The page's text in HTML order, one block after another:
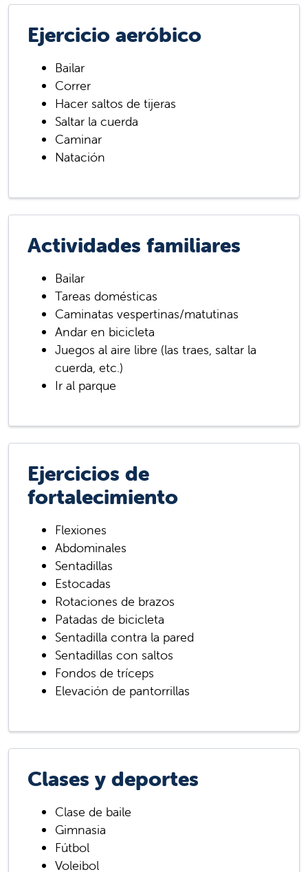
Ejercicio aeróbico
Bailar
Correr
Hacer saltos de tijeras
Saltar la cuerda
Caminar
Natación
Actividades familiares
Bailar
Tareas domésticas
Caminatas vespertinas/matutinas
Andar en bicicleta
Juegos al aire libre (las traes, saltar la
cuerda, etc.)
Ir al parque
Ejercicios de
fortalecimiento
Flexiones
Abdominales
Sentadillas
Estocadas
Rotaciones de brazos
Patadas de bicicleta
Sentadilla contra la pared
Sentadillas con saltos
Fondos de tríceps
Elevación de pantorrillas
Clases y deportes
Clase de baile
Gimnasia
Fútbol
Voleibol